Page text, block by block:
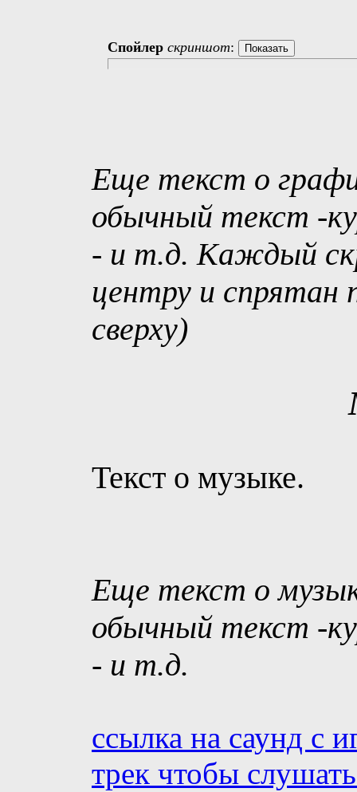
Спойлер скриншот:
Еще текст о
обычный текст -
- и т.д. Каждый
центру и спрятан
сверху)
Текст о музыке.
Еще текст о
обычный текст -
- и т.д.
ссылка на саунд с
трек чтобы